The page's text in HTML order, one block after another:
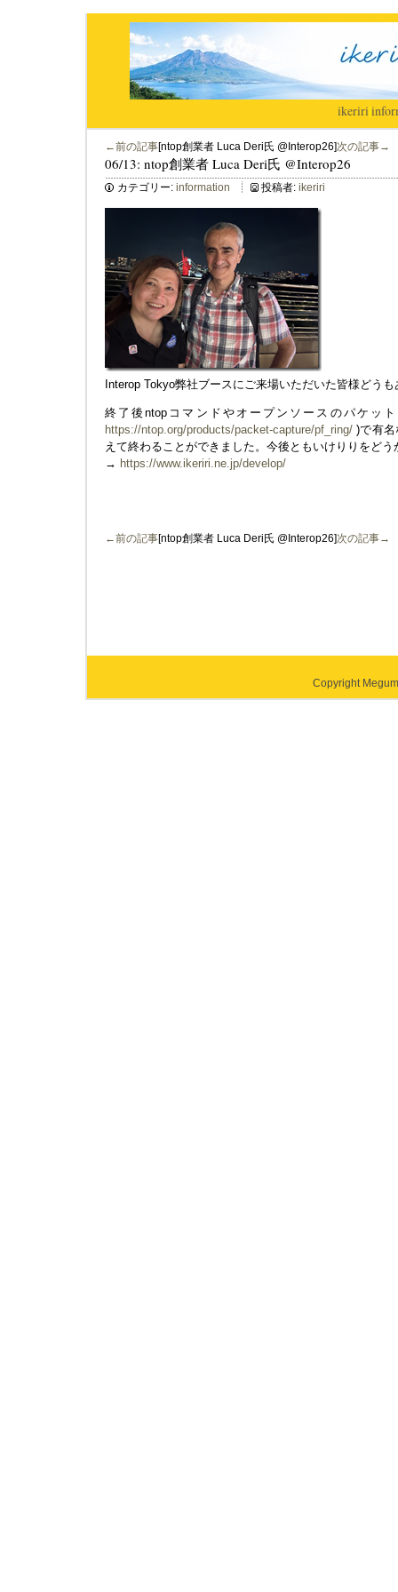
ikeriri|
←前の記事[ntop創業者 Luca Deri氏 @Interop26]次の記事→
06/13: ntop創業者 Luca Deri氏 @Interop26
カテゴリー: information 投稿者: ikeriri
Interop Tokyo弊社ブースにご来場いただいた皆様どう
終了後ntopコマンドやオープンソースのパケッ
https://ntop.org/products/packet-capture/pf_ring/ )で有名
えて終わることができました。今後ともいけりりをど
→ https://www.ikeriri.ne.jp/develop/
←前の記事[ntop創業者 Luca Deri氏 @Interop26]次の記事→
Copyright